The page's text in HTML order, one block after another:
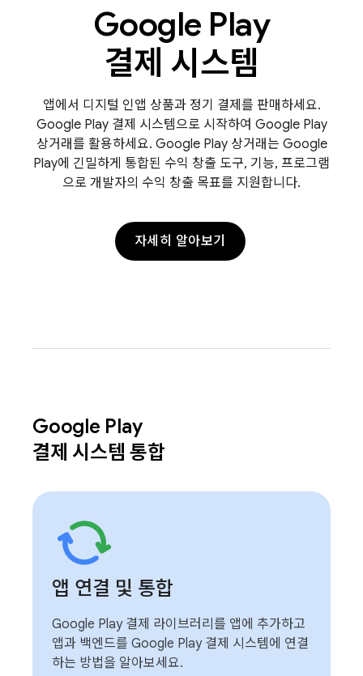
Google Play
결제 시스템
앱에서 디지털 인앱 상품과 정기 결제를 판매하세요.
Google Play 결제 시스템으로 시작하여 Google Play
상거래를 활용하세요. Google Play 상거래는 Google
Play에 긴밀하게 통합된 수익 창출 도구, 기능, 프로그램
으로 개발자의 수익 창출 목표를 지원합니다.
자세히 알아보기
Google Play
결제 시스템 통합
앱 연결 및 통합
Google Play 결제 라이브러리를 앱에 추가하고
앱과 백엔드를 Google Play 결제 시스템에 연결
하는 방법을 알아보세요.